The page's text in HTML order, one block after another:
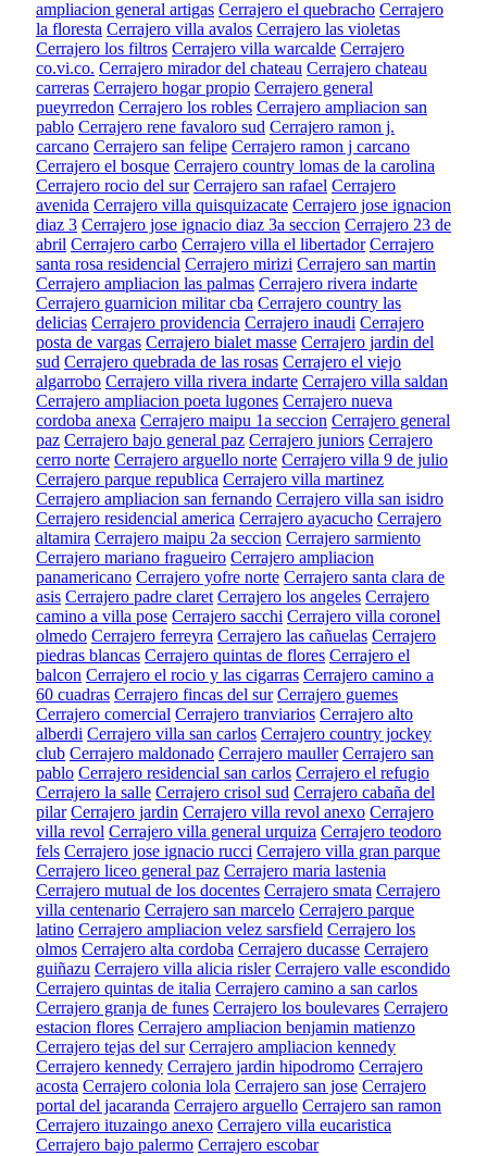
ampliacion general artigas Cerrajero el quebracho Cerrajero
la floresta Cerrajero villa avalos Cerrajero las violetas
Cerrajero los filtros Cerrajero villa warcalde Cerrajero
co.vi.co. Cerrajero mirador del chateau Cerrajero chateau
carreras Cerrajero hogar propio Cerrajero general
pueyrredon Cerrajero los robles Cerrajero ampliacion san
pablo Cerrajero rene favaloro sud Cerrajero ramon j.
carcano Cerrajero san felipe Cerrajero ramon j carcano
Cerrajero el bosque Cerrajero country lomas de la carolina
Cerrajero rocio del sur Cerrajero san rafael Cerrajero
avenida Cerrajero villa quisquizacate Cerrajero jose ignacion
diaz 3 Cerrajero jose ignacio diaz 3a seccion Cerrajero 23 de
abril Cerrajero carbo Cerrajero villa el libertador Cerrajero
santa rosa residencial Cerrajero mirizi Cerrajero san martin
Cerrajero ampliacion las palmas Cerrajero rivera indarte
Cerrajero guarnicion militar cba Cerrajero country las
delicias Cerrajero providencia Cerrajero inaudi Cerrajero
posta de vargas Cerrajero bialet masse Cerrajero jardin del
sud Cerrajero quebrada de las rosas Cerrajero el viejo
algarrobo Cerrajero villa rivera indarte Cerrajero villa saldan
Cerrajero ampliacion poeta lugones Cerrajero nueva
cordoba anexa Cerrajero maipu 1a seccion Cerrajero general
paz Cerrajero bajo general paz Cerrajero juniors Cerrajero
cerro norte Cerrajero arguello norte Cerrajero villa 9 de julio
Cerrajero parque republica Cerrajero villa martinez
Cerrajero ampliacion san fernando Cerrajero villa san isidro
Cerrajero residencial america Cerrajero ayacucho Cerrajero
altamira Cerrajero maipu 2a seccion Cerrajero sarmiento
Cerrajero mariano fragueiro Cerrajero ampliacion
panamericano Cerrajero yofre norte Cerrajero santa clara de
asis Cerrajero padre claret Cerrajero los angeles Cerrajero
camino a villa pose Cerrajero sacchi Cerrajero villa coronel
olmedo Cerrajero ferreyra Cerrajero las cañuelas Cerrajero
piedras blancas Cerrajero quintas de flores Cerrajero el
balcon Cerrajero el rocio y las cigarras Cerrajero camino a
60 cuadras Cerrajero fincas del sur Cerrajero guemes
Cerrajero comercial Cerrajero tranviarios Cerrajero alto
alberdi Cerrajero villa san carlos Cerrajero country jockey
club Cerrajero maldonado Cerrajero mauller Cerrajero san
pablo Cerrajero residencial san carlos Cerrajero el refugio
Cerrajero la salle Cerrajero crisol sud Cerrajero cabaña del
pilar Cerrajero jardin Cerrajero villa revol anexo Cerrajero
villa revol Cerrajero villa general urquiza Cerrajero teodoro
fels Cerrajero jose ignacio rucci Cerrajero villa gran parque
Cerrajero liceo general paz Cerrajero maria lastenia
Cerrajero mutual de los docentes Cerrajero smata Cerrajero
villa centenario Cerrajero san marcelo Cerrajero parque
latino Cerrajero ampliacion velez sarsfield Cerrajero los
olmos Cerrajero alta cordoba Cerrajero ducasse Cerrajero
guiñazu Cerrajero villa alicia risler Cerrajero valle escondido
Cerrajero quintas de italia Cerrajero camino a san carlos
Cerrajero granja de funes Cerrajero los boulevares Cerrajero
estacion flores Cerrajero ampliacion benjamin matienzo
Cerrajero tejas del sur Cerrajero ampliacion kennedy
Cerrajero kennedy Cerrajero jardin hipodromo Cerrajero
acosta Cerrajero colonia lola Cerrajero san jose Cerrajero
portal del jacaranda Cerrajero arguello Cerrajero san ramon
Cerrajero ituzaingo anexo Cerrajero villa eucaristica
Cerrajero bajo palermo Cerrajero escobar